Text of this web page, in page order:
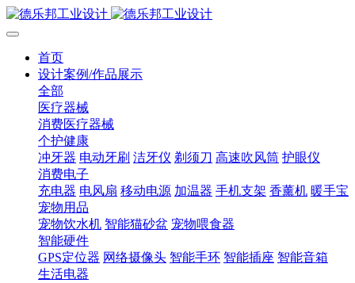
首页
设计案例/作品展示
全部
医疗器械
消费医疗器械
个护健康
冲牙器 电动牙刷 洁牙仪 剃须刀 高速吹风筒 护眼仪
消费电子
充电器 电风扇 移动电源 加温器 手机支架 香薰机 暖手宝
宠物用品
宠物饮水机 智能猫砂盆 宠物喂食器
智能硬件
GPS定位器 网络摄像头 智能手环 智能插座 智能音箱
生活电器